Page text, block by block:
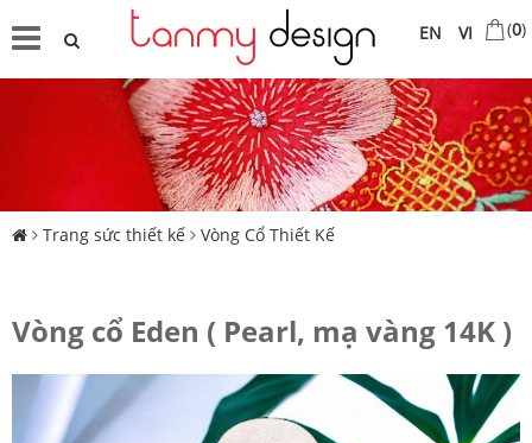
VI
EN (0)
Trang sức thiết kế Vòng Cổ Thiết Kế
Vòng cổ Eden ( Pearl, mạ vàng 14K )